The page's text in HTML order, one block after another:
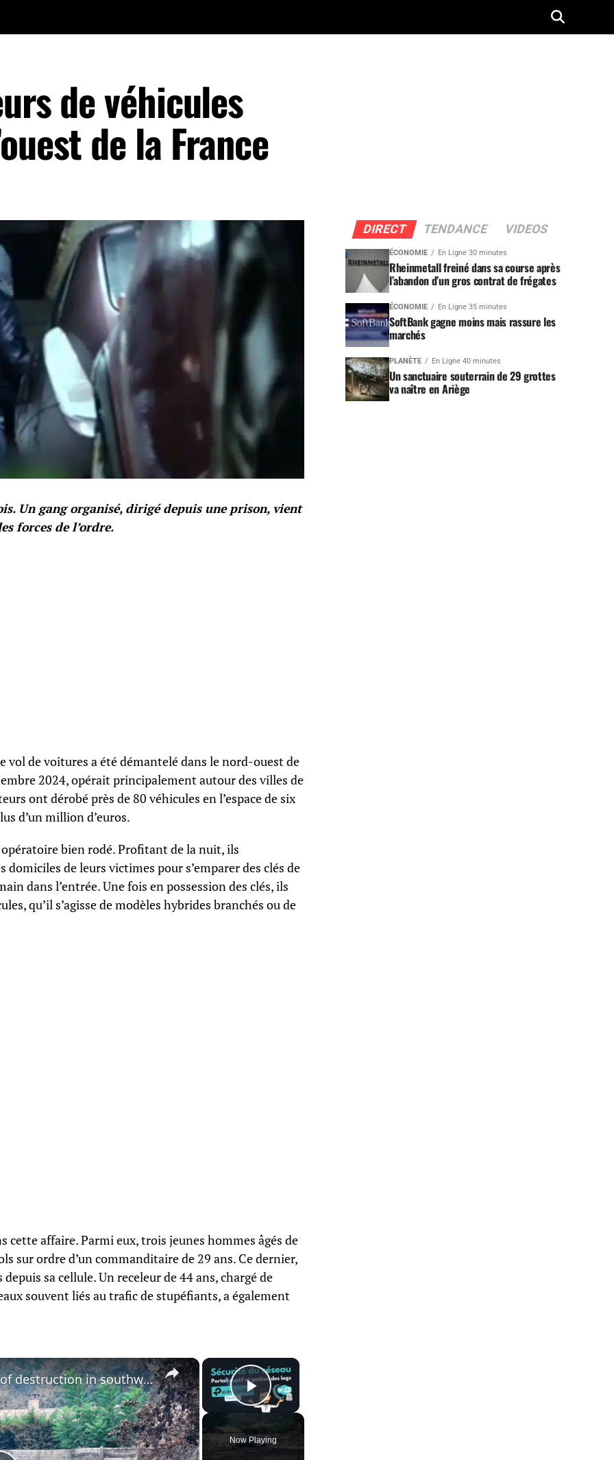
de véhicules
de la France
Un gang organisé, dirigé depuis une prison, vient
forces de l’ordre.
vol de voitures a été démantelé dans le nord-ouest de
2024, opérait principalement autour des villes de
ont dérobé près de 80 véhicules en l’espace de six
d’un million d’euros.
bien rodé. Profitant de la nuit, ils
de leurs victimes pour s’emparer des clés de
dans l’entrée. Une fois en possession des clés, ils
qu’il s’agisse de modèles hybrides branchés ou de
affaire. Parmi eux, trois jeunes hommes âgés de
sur ordre d’un commanditaire de 29 ans. Ce dernier,
sa cellule. Un receleur de 44 ans, chargé de
souvent liés au trafic de stupéfiants, a également
×
Play Video
Now Playing
×
France: Wildfires leave trail of destruction in southwest France.
DIRECT TENDANCE VIDEOS
ÉCONOMIE En Ligne 30 minutes
Rheinmetall freiné dans sa course après
l’abandon d’un gros contrat de frégates
ÉCONOMIE En Ligne 35 minutes
SoftBank gagne moins mais rassure les
marchés
PLANÈTE En Ligne 40 minutes
Un sanctuaire souterrain de 29 grottes
va naître en Ariège